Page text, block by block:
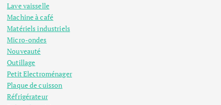
Lave vaisselle
Machine à café
Matériels industriels
Micro-ondes
Nouveauté
Outillage
Petit Electroménager
Plaque de cuisson
Réfrigérateur